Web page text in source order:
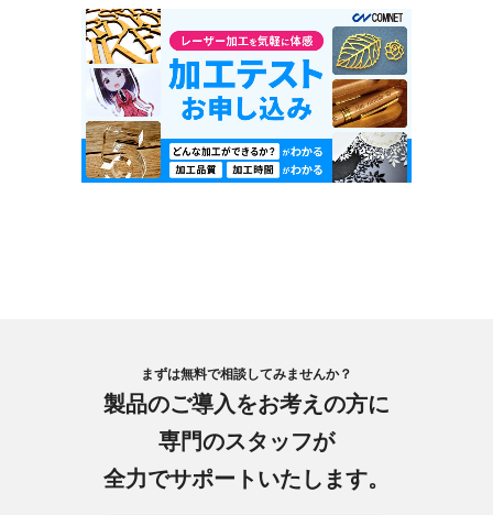
まずは無料で相談してみませんか？
製品のご導入をお考えの方に
専門のスタッフが
全力でサポートいたします。